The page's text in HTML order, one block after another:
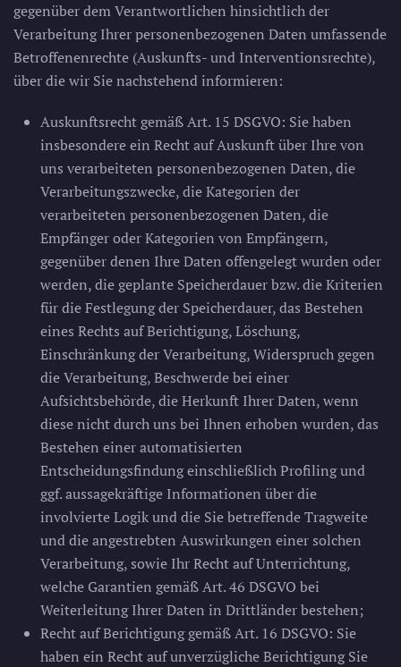
gegenüber dem Verantwortlichen hinsichtlich der
Verarbeitung Ihrer personenbezogenen Daten umfassende
Betroffenenrechte (Auskunfts- und Interventionsrechte),
über die wir Sie nachstehend informieren:
Auskunftsrecht gemäß Art. 15 DSGVO: Sie haben
insbesondere ein Recht auf Auskunft über Ihre von
uns verarbeiteten personenbezogenen Daten, die
Verarbeitungszwecke, die Kategorien der
verarbeiteten personenbezogenen Daten, die
Empfänger oder Kategorien von Empfängern,
gegenüber denen Ihre Daten offengelegt wurden oder
werden, die geplante Speicherdauer bzw. die Kriterien
für die Festlegung der Speicherdauer, das Bestehen
eines Rechts auf Berichtigung, Löschung,
Einschränkung der Verarbeitung, Widerspruch gegen
die Verarbeitung, Beschwerde bei einer
Aufsichtsbehörde, die Herkunft Ihrer Daten, wenn
diese nicht durch uns bei Ihnen erhoben wurden, das
Bestehen einer automatisierten
Entscheidungsfindung einschließlich Profiling und
ggf. aussagekräftige Informationen über die
involvierte Logik und die Sie betreffende Tragweite
und die angestrebten Auswirkungen einer solchen
Verarbeitung, sowie Ihr Recht auf Unterrichtung,
welche Garantien gemäß Art. 46 DSGVO bei
Weiterleitung Ihrer Daten in Drittländer bestehen;
Recht auf Berichtigung gemäß Art. 16 DSGVO: Sie
haben ein Recht auf unverzügliche Berichtigung Sie